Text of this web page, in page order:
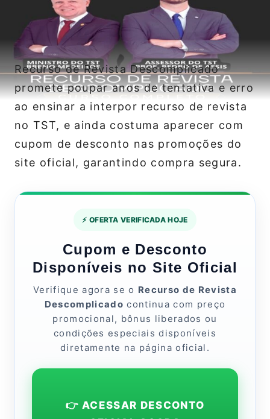
Recurso de Revista Descomplicado
promete poupar anos de tentativa e erro
ao ensinar a interpor recurso de revista
no TST, e ainda costuma aparecer com
cupom de desconto nas promoções do
site oficial, garantindo compra segura.
⚡ OFERTA VERIFICADA HOJE
Cupom e Desconto
Disponíveis no Site Oficial
Verifique agora se o Recurso de Revista
Descomplicado continua com preço
promocional, bônus liberados ou
condições especiais disponíveis
diretamente na página oficial.
👉 ACESSAR DESCONTO